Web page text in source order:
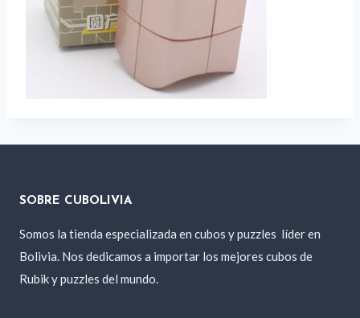
SOBRE CUBOLIVIA
Somos la tienda especializada en cubos y puzzles líder en
Bolivia. Nos dedicamos a importar los mejores cubos de
Rubik y puzzles del mundo.